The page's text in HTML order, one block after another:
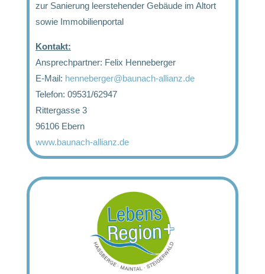
zur Sanierung leerstehender Gebäude im Altort
sowie Immobilienportal
Kontakt:
Ansprechpartner: Felix Henneberger
E-Mail: henneberger@baunach-allianz.de
Telefon: 09531/62947
Rittergasse 3
96106 Ebern
www.baunach-allianz.de